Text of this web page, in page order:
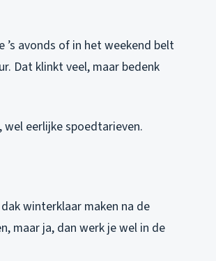
avonds of in het weekend belt
Dat klinkt veel, maar bedenk
eerlijke spoedtarieven.
winterklaar maken na de
maar ja, dan werk je wel in de